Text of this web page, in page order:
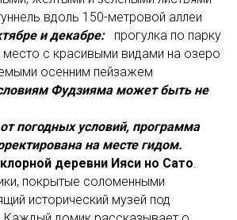
вдоль 150-метровой аллеи
и декабре:
прогулка по парку
место с красивыми видами на озеро
осенним пейзажем
Фудзияма может быть не
погодных условий, программа
на месте гидом.
деревни Ияси но Сато.
покрытые соломенными
исторический музей под